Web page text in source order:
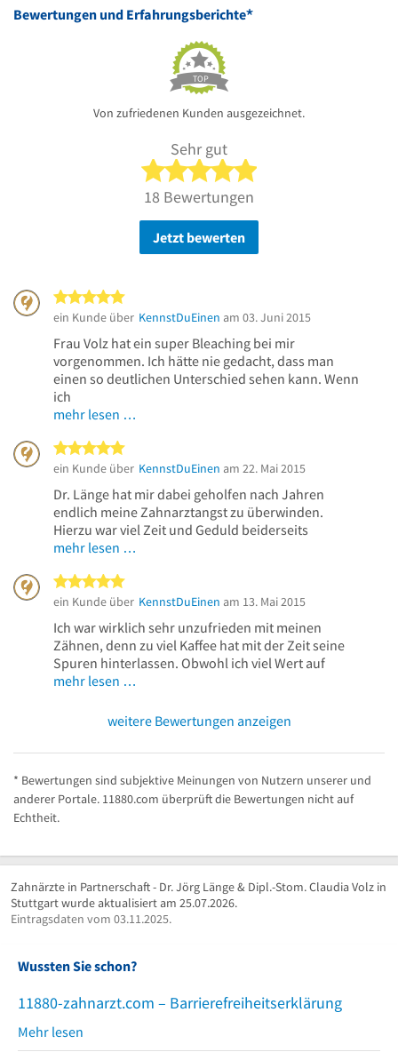
Bewertungen und Erfahrungsberichte*
TOP
Von zufriedenen Kunden ausgezeichnet.
Sehr gut
5 von 5 Sternen
18 Bewertungen
Jetzt bewerten
ein Kunde über KennstDuEinen am 03. Juni 2015
Frau Volz hat ein super Bleaching bei mir
vorgenommen. Ich hätte nie gedacht, dass man
einen so deutlichen Unterschied sehen kann. Wenn
ich
mehr lesen …
ein Kunde über KennstDuEinen am 22. Mai 2015
Dr. Länge hat mir dabei geholfen nach Jahren
endlich meine Zahnarztangst zu überwinden.
Hierzu war viel Zeit und Geduld beiderseits
mehr lesen …
ein Kunde über KennstDuEinen am 13. Mai 2015
Ich war wirklich sehr unzufrieden mit meinen
Zähnen, denn zu viel Kaffee hat mit der Zeit seine
Spuren hinterlassen. Obwohl ich viel Wert auf
mehr lesen …
weitere Bewertungen anzeigen
* Bewertungen sind subjektive Meinungen von Nutzern unserer und
anderer Portale. 11880.com überprüft die Bewertungen nicht auf
Echtheit.
Zahnärzte in Partnerschaft - Dr. Jörg Länge & Dipl.-Stom. Claudia Volz in
Stuttgart wurde aktualisiert am 25.07.2026.
Eintragsdaten vom 03.11.2025.
Wussten Sie schon?
11880-zahnarzt.com – Barrierefreiheitserklärung
Mehr lesen